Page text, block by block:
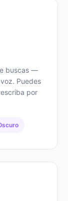
buscas —
Puedes
por